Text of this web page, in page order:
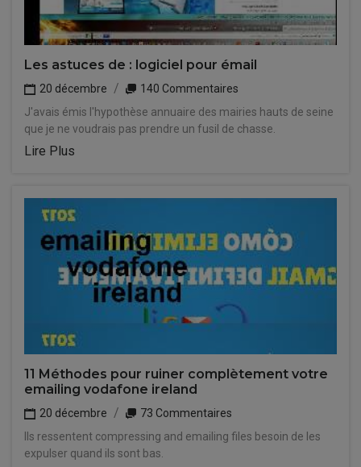
Les astuces de : logiciel pour émail
20 décembre
140 Commentaires
J'avais émis l'hypothèse annuaire des mairies hauts de seine
que je ne voudrais pas prendre un fusil de chasse.
Lire Plus
11 Méthodes pour ruiner complètement votre
emailing vodafone ireland
20 décembre
73 Commentaires
Ils ressentent compressing and emailing files besoin de les
expulser quand ils sont bas.